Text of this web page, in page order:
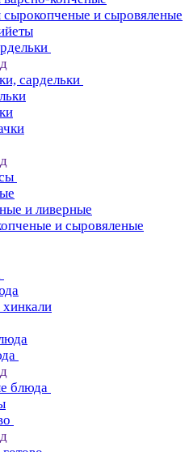
сырокопченые и сыровяленые
сардельки
и ливерные
и сыровяленые
блюда